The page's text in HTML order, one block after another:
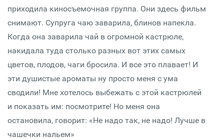
приходила киносъемочная группа. Они здесь фильм
снимают. Супруга чаю заварила, блинов напекла.
Когда она заварила чай в огромной кастрюле,
накидала туда столько разных вот этих самых
цветов, плодов, чаги бросила. И все это плавает! И
эти душистые ароматы ну просто меня с ума
сводили! Мне хотелось выбежать с этой кастрюлей
и показать им: посмотрите! Но меня она
остановила, говорит: «Не надо так, не надо! Лучше в
чашечки нальем»